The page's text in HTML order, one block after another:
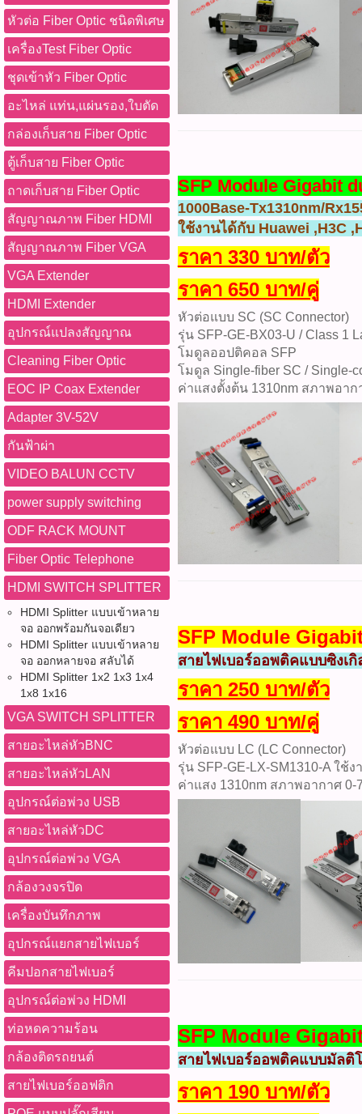
หัวต่อ Fiber Optic ชนิดพิเศษ
เครื่องTest Fiber Optic
ชุดเข้าหัว Fiber Optic
อะไหล่ แท่น,แผ่นรอง,ใบตัด
กล่องเก็บสาย Fiber Optic
ตู้เก็บสาย Fiber Optic
ถาดเก็บสาย Fiber Optic
สัญญาณภาพ Fiber HDMI
สัญญาณภาพ Fiber VGA
VGA Extender
HDMI Extender
อุปกรณ์แปลงสัญญาณ
Cleaning Fiber Optic
EOC IP Coax Extender
Adapter 3V-52V
กันฟ้าผ่า
VIDEO BALUN CCTV
power supply switching
ODF RACK MOUNT
Fiber Optic Telephone
HDMI SWITCH SPLITTER
HDMI Splitter แบบเข้าหลาย
จอ ออกพร้อมกันจอเดียว
HDMI Splitter แบบเข้าหลาย
จอ ออกหลายจอ สลับได้
HDMI Splitter 1x2 1x3 1x4
1x8 1x16
VGA SWITCH SPLITTER
สายอะไหล่หัวBNC
สายอะไหล่หัวLAN
อุปกรณ์ต่อพ่วง USB
สายอะไหล่หัวDC
อุปกรณ์ต่อพ่วง VGA
กล้องวงจรปิด
เครื่องบันทึกภาพ
อุปกรณ์แยกสายไฟเบอร์
คีมปอกสายไฟเบอร์
อุปกรณ์ต่อพ่วง HDMI
ท่อหดความร้อน
กล้องติดรถยนต์
สายไฟเบอร์ออฟติก
SFP Module Gigabit
1000Base-Tx1310nm/
ใช้งานได้กับ Huawei ,H3C
ราคา 330 บาท/ตัว
ราคา 650 บาท/คู่
หัวต่อแบบ SC (SC Connector)
รุ่น SFP-GE-BX03-U / Class 1
โมดูลออปติคอล SFP
โมดูล Single-fiber SC / Single-
ค่าแสงตั้งต้น 1310nm สภาพอาก
SFP Module
สายไฟเบอร์ออพติคแบบซิงเ
ราคา 250 บาท/ตัว
ราคา 490 บาท/คู่
หัวต่อแบบ LC (LC Connector)
รุ่น SFP-GE-LX-SM1310-A ใช้
ค่าแสง 1310nm สภาพอากาศ 0-
SFP Module
สายไฟเบอร์ออพติคแบบมัลติ
ราคา 190 บาท/ตัว